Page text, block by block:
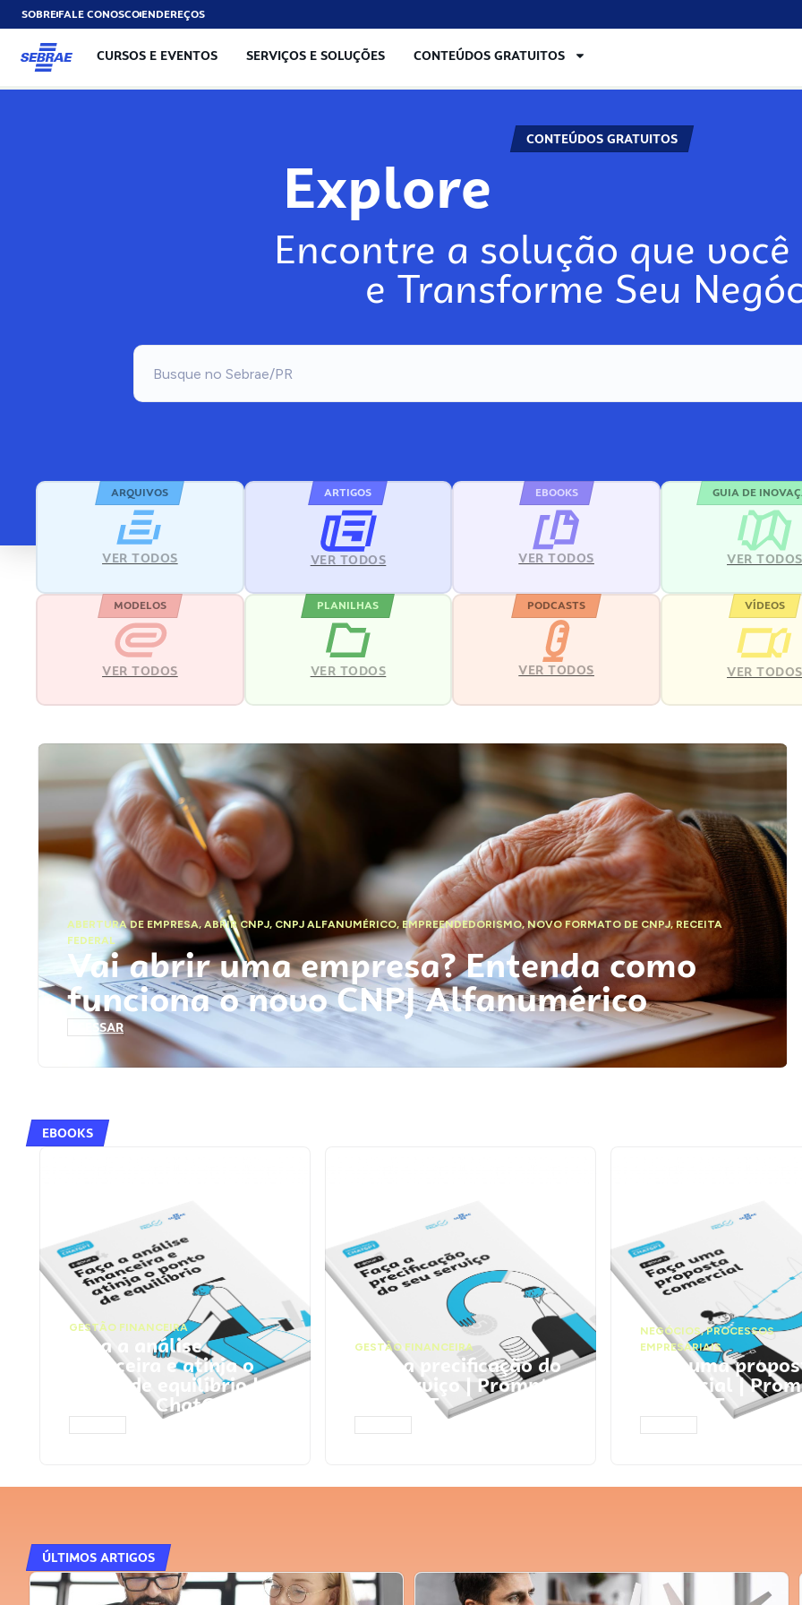
SOBREFALE CONOSCOENDEREÇOS
CURSOS E EVENTOS SERVIÇOS E SOLUÇÕES CONTEÚDOS GRATUITOS
CONTEÚDOS GRATUITOS
Explore
Encontre a solução que
e Transforme Seu
ARQUIVOS
VER TODOS
ARTIGOS
VER TODOS
EBOOKS
VER TODOS
GUIA DE
VER TODOS
MODELOS
VER TODOS
PLANILHAS
VER TODOS
PODCASTS
VER TODOS
VÍDEOS
VER TODOS
ABERTURA DE EMPRESA,ABRIR CNPJ, CNPJ ALFANUMÉRICO, EMPREENDEDORISMO,NOVO FORMATO DE CNPJ,RECEITA
FEDERAL
Vai abrir uma empresa? Entenda como
funciona o novo CNPJ Alfanumérico
ACESSAR
EBOOKS
GESTÃO FINANCEIRA
Faça a análise
financeira e atinja o
ponto de equilíbrio |
Prompts ChatGPT
GESTÃO FINANCEIRA
Faça a precificação do
seu serviço | Prompts
ChatGPT
NEGÓCIOS,PROCESSOS
EMPRESARIAIS
Faça uma
comercial |
ChatGPT
ÚLTIMOS ARTIGOS